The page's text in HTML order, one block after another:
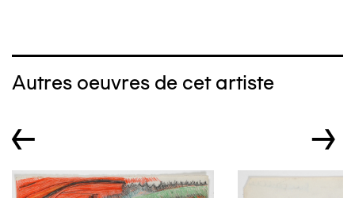
Autres oeuvres de cet artiste
← →